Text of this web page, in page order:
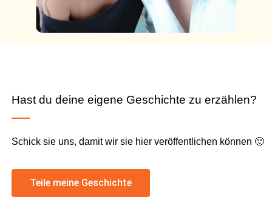
Hast du deine eigene Geschichte zu erzählen?
Schick sie uns, damit wir sie hier veröffentlichen können 🙂
Teile meine Geschichte